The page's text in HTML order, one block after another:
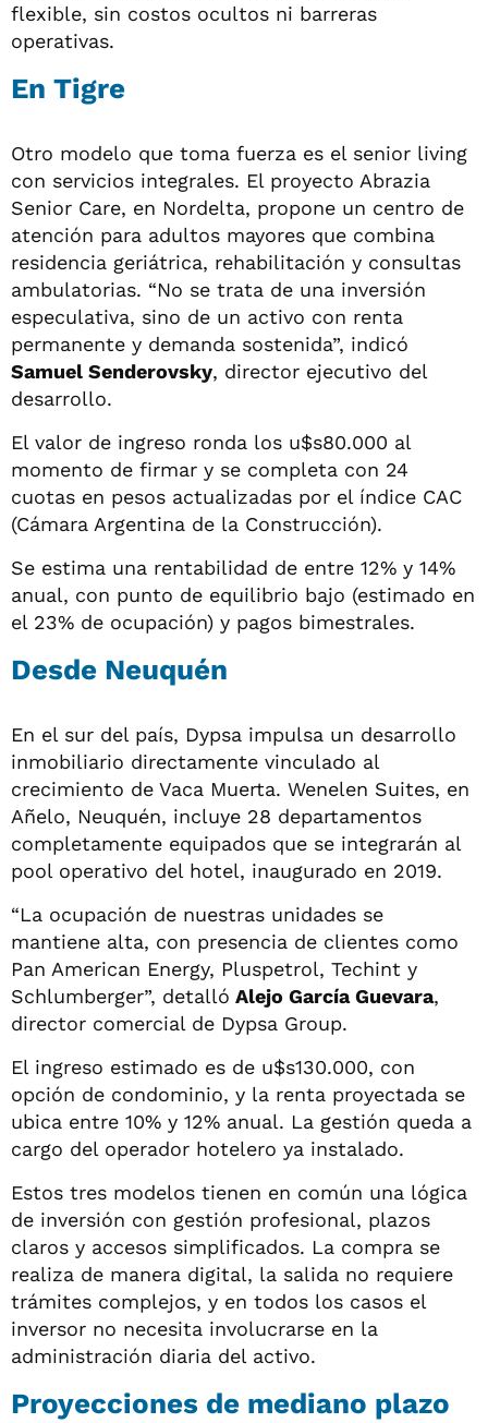
flexible, sin costos ocultos ni barreras
operativas.
En Tigre
Otro modelo que toma fuerza es el senior living
con servicios integrales. El proyecto Abrazia
Senior Care, en Nordelta, propone un centro de
atención para adultos mayores que combina
residencia geriátrica, rehabilitación y consultas
ambulatorias. “No se trata de una inversión
especulativa, sino de un activo con renta
permanente y demanda sostenida”, indicó
Samuel Senderovsky, director ejecutivo del
desarrollo.
El valor de ingreso ronda los u$s80.000 al
momento de firmar y se completa con 24
cuotas en pesos actualizadas por el índice CAC
(Cámara Argentina de la Construcción).
Se estima una rentabilidad de entre 12% y 14%
anual, con punto de equilibrio bajo (estimado en
el 23% de ocupación) y pagos bimestrales.
Desde Neuquén
En el sur del país, Dypsa impulsa un desarrollo
inmobiliario directamente vinculado al
crecimiento de Vaca Muerta. Wenelen Suites, en
Añelo, Neuquén, incluye 28 departamentos
completamente equipados que se integrarán al
pool operativo del hotel, inaugurado en 2019.
“La ocupación de nuestras unidades se
mantiene alta, con presencia de clientes como
Pan American Energy, Pluspetrol, Techint y
Schlumberger”, detalló Alejo García Guevara,
director comercial de Dypsa Group.
El ingreso estimado es de u$s130.000, con
opción de condominio, y la renta proyectada se
ubica entre 10% y 12% anual. La gestión queda a
cargo del operador hotelero ya instalado.
Estos tres modelos tienen en común una lógica
de inversión con gestión profesional, plazos
claros y accesos simplificados. La compra se
realiza de manera digital, la salida no requiere
trámites complejos, y en todos los casos el
inversor no necesita involucrarse en la
administración diaria del activo.
Proyecciones de mediano plazo